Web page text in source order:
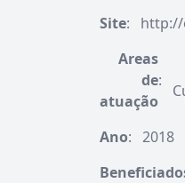
Site:
Areas
de
atuação
:
Ano: 2018